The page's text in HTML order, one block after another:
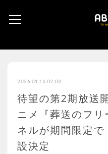
2026.01.13 02:00
待望の第2期放送
ニメ『葬送のフ
ネルが期間限定
設決定